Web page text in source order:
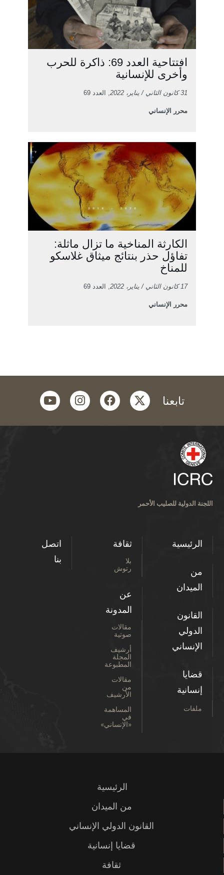
افتتاحية العدد 69: ذاكرة للحرب
وأخرى للإنسانية
31 كانون الثاني / يناير، 2022 , العدد 69
محرر الإنساني
الكارثة المناخية ما تزال ماثلة:
تفاؤل حذر بنتائج ميثاق غلاسكو
للمناخ
17 كانون الثاني / يناير، 2022 , العدد 69
محرر الإنساني
تابعنا twitter
facebook
instagram
youtube
اللجنة الدولية للصليب الأحمر
الرئيسية
من
الميدان
القانون
الدولي
الإنساني
قضايا
إنسانية
ملفات
ثقافة
بلا
رتوش
عن
المدونة
مقالات
صوتية
أرشيف
المجلة
المطبوعة
مقالات
من
الأرشيف
المساهمة
في
«الإنساني»
اتصل
بنا
الرئيسية
من الميدان
القانون الدولي الإنساني
قضايا إنسانية
ثقافة